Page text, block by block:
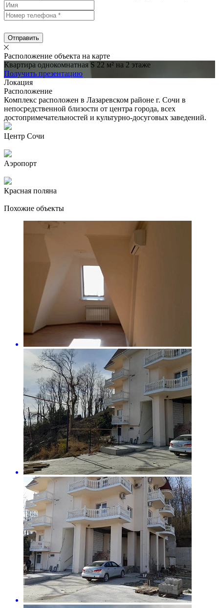
Отправить
Расположение объекта на карте
Квартира однокомнатная S 22 м² на 2 этаже
Получить презентацию
Локация
Расположение
Комплекс расположен в Лазаревском районе г. Сочи в
непосредственной близости от центра города, всех
достопримечательностей и культурно-досуговых заведений.
Центр Сочи
Аэропорт
Красная поляна
Похожие объекты